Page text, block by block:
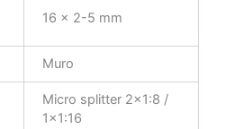
16 x 2-5 mm
Muro
Micro splitter 2×1:8 /
1×1:16